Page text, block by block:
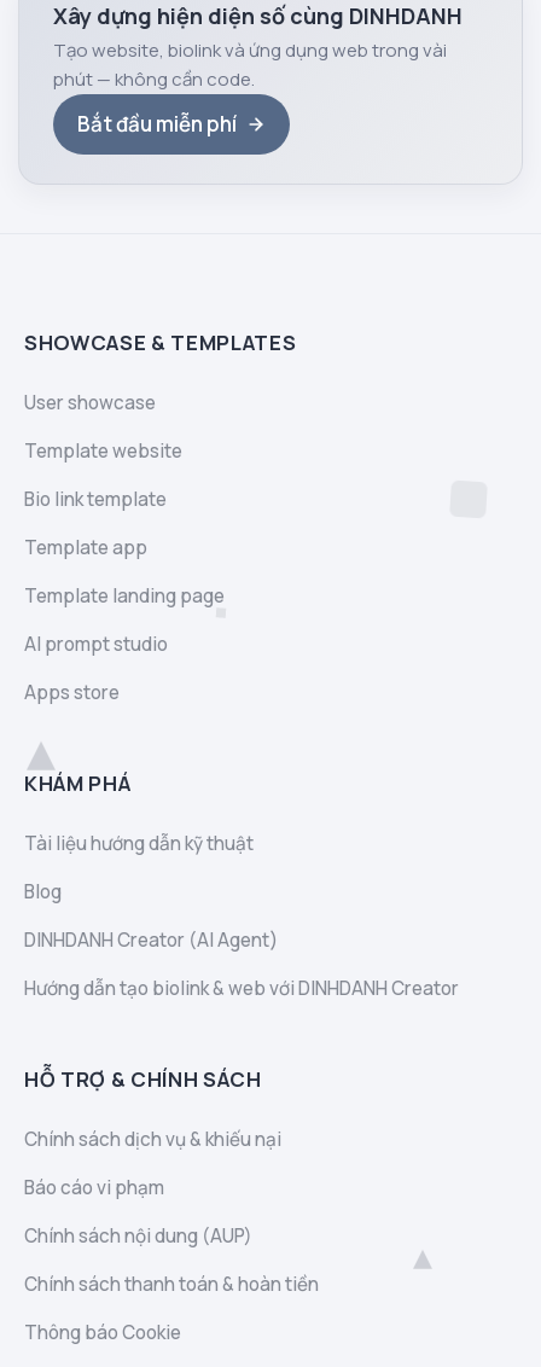
Xây dựng hiện diện số cùng DINHDANH
Tạo website, biolink và ứng dụng web trong vài
phút — không cần code.
Bắt đầu miễn phí
SHOWCASE & TEMPLATES
User showcase
Template website
Bio link template
Template app
Template landing page
AI prompt studio
Apps store
KHÁM PHÁ
Tài liệu hướng dẫn kỹ thuật
Blog
DINHDANH Creator (AI Agent)
Hướng dẫn tạo biolink & web với DINHDANH Creator
HỖ TRỢ & CHÍNH SÁCH
Chính sách dịch vụ & khiếu nại
Báo cáo vi phạm
Chính sách nội dung (AUP)
Chính sách thanh toán & hoàn tiền
Thông báo Cookie